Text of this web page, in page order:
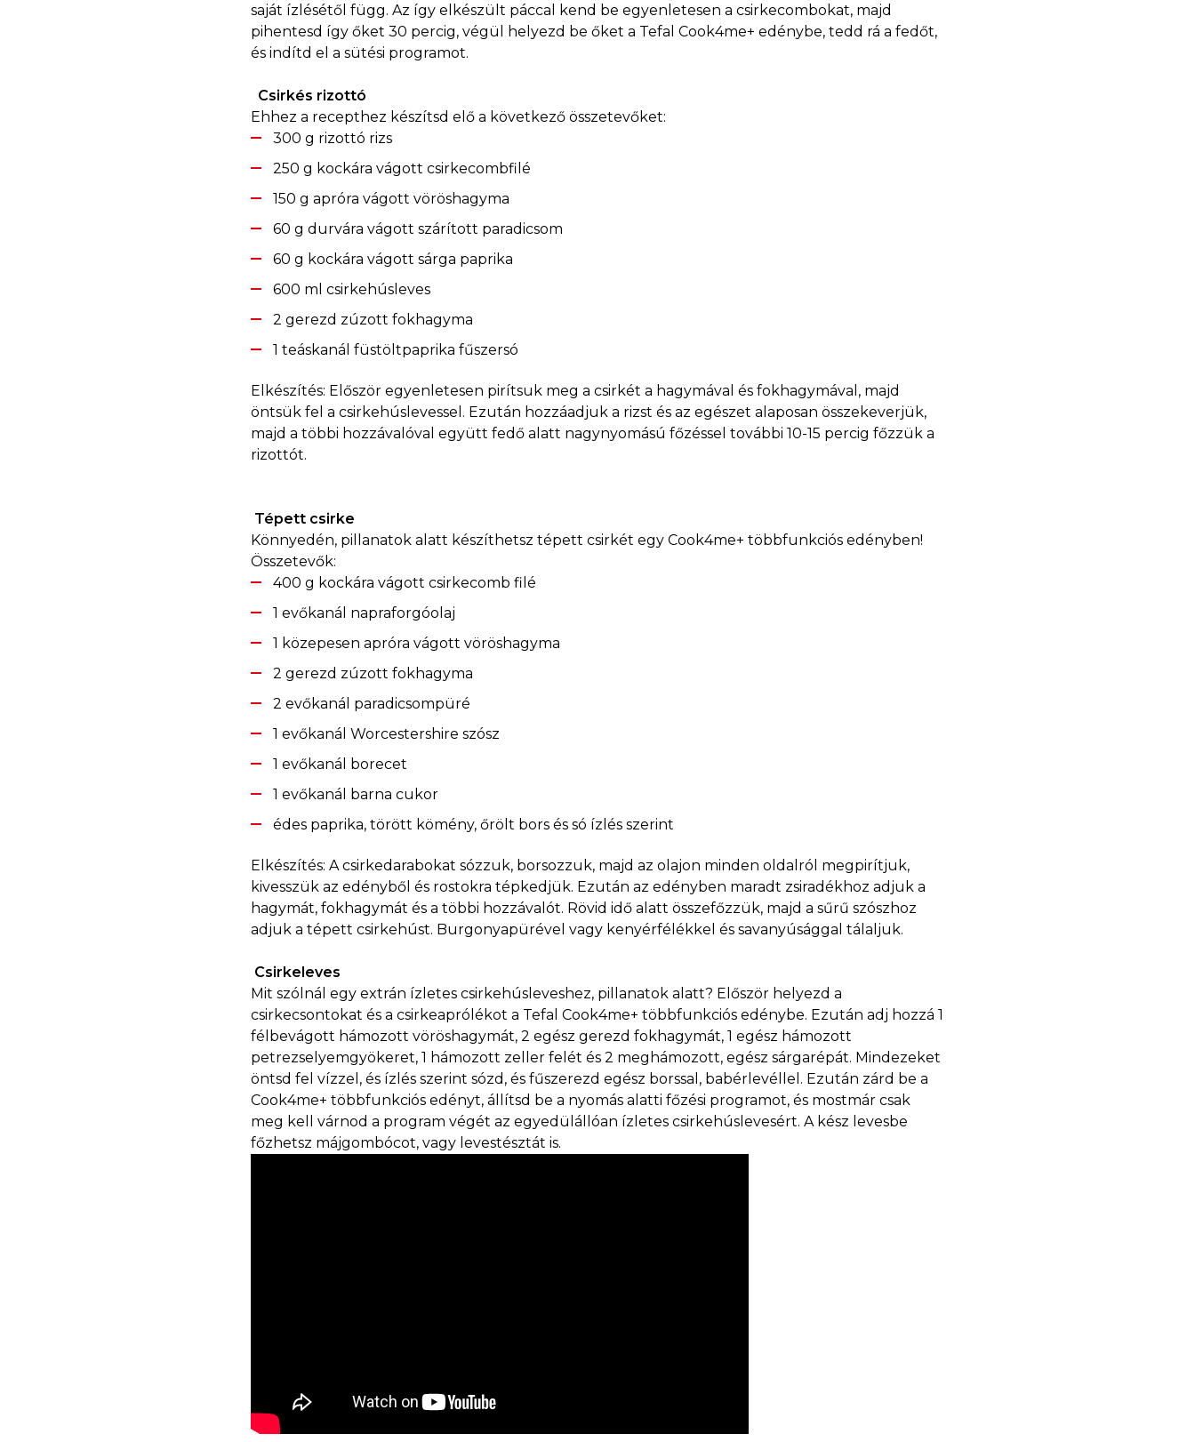
saját ízlésétől függ. Az így elkészült páccal kend be egyenletesen a csirkecombokat, majd
pihentesd így őket 30 percig, végül helyezd be őket a Tefal Cook4me+ edénybe, tedd rá a fedőt,
és indítd el a sütési programot.
Csirkés rizottó
Ehhez a recepthez készítsd elő a következő összetevőket:
300 g rizottó rizs
250 g kockára vágott csirkecombfilé
150 g apróra vágott vöröshagyma
60 g durvára vágott szárított paradicsom
60 g kockára vágott sárga paprika
600 ml csirkehúsleves
2 gerezd zúzott fokhagyma
1 teáskanál füstöltpaprika fűszersó
Elkészítés: Először egyenletesen pirítsuk meg a csirkét a hagymával és fokhagymával, majd
öntsük fel a csirkehúslevessel. Ezután hozzáadjuk a rizst és az egészet alaposan összekeverjük,
majd a többi hozzávalóval együtt fedő alatt nagynyomású főzéssel további 10-15 percig főzzük a
rizottót.
Tépett csirke
Könnyedén, pillanatok alatt készíthetsz tépett csirkét egy Cook4me+ többfunkciós edényben!
Összetevők:
400 g kockára vágott csirkecomb filé
1 evőkanál napraforgóolaj
1 közepesen apróra vágott vöröshagyma
2 gerezd zúzott fokhagyma
2 evőkanál paradicsompüré
1 evőkanál Worcestershire szósz
1 evőkanál borecet
1 evőkanál barna cukor
édes paprika, törött kömény, őrölt bors és só ízlés szerint
Elkészítés: A csirkedarabokat sózzuk, borsozzuk, majd az olajon minden oldalról megpirítjuk,
kivesszük az edényből és rostokra tépkedjük. Ezután az edényben maradt zsiradékhoz adjuk a
hagymát, fokhagymát és a többi hozzávalót. Rövid idő alatt összefőzzük, majd a sűrű szószhoz
adjuk a tépett csirkehúst. Burgonyapürével vagy kenyérfélékkel és savanyúsággal tálaljuk.
Csirkeleves
Mit szólnál egy extrán ízletes csirkehúsleveshez, pillanatok alatt? Először helyezd a
csirkecsontokat és a csirkeaprólékot a Tefal Cook4me+ többfunkciós edénybe. Ezután adj hozzá 1
félbevágott hámozott vöröshagymát, 2 egész gerezd fokhagymát, 1 egész hámozott
petrezselyemgyökeret, 1 hámozott zeller felét és 2 meghámozott, egész sárgarépát. Mindezeket
öntsd fel vízzel, és ízlés szerint sózd, és fűszerezd egész borssal, babérlevéllel. Ezután zárd be a
Cook4me+ többfunkciós edényt, állítsd be a nyomás alatti főzési programot, és mostmár csak
meg kell várnod a program végét az egyedülállóan ízletes csirkehúslevesért. A kész levesbe
főzhetsz májgombócot, vagy levestésztát is.